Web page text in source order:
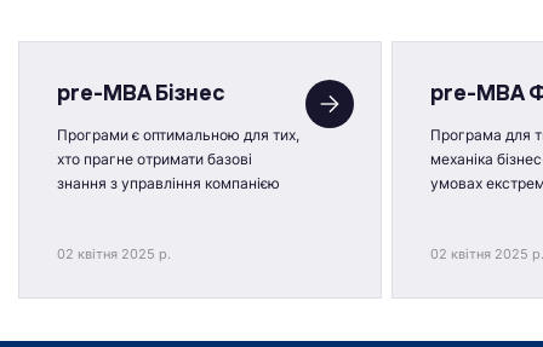
pre-MBA Бізнес
Програми є оптимальною для тих,
хто прагне отримати базові
знання з управління компанією
02 квітня 2025 р.
pre-MBA
Програма для
механіка
умовах
02 квітня 2025 р.